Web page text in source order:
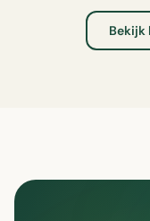
Bekijk